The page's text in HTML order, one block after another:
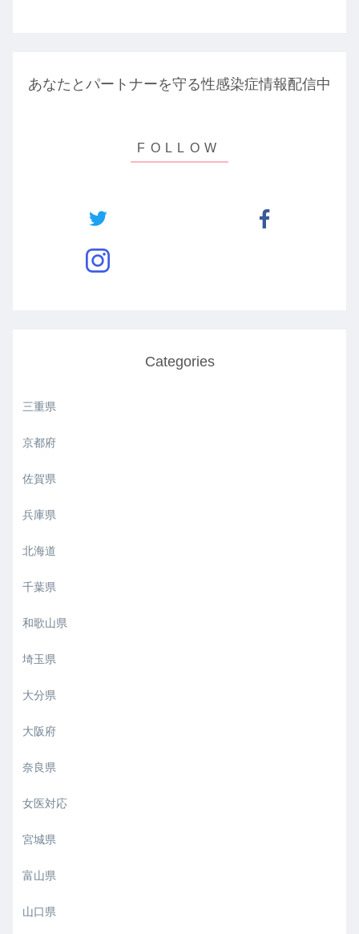
あなたとパートナーを守る性感染症情報配信中
Categories
三重県
京都府
佐賀県
兵庫県
北海道
千葉県
和歌山県
埼玉県
大分県
大阪府
奈良県
女医対応
宮城県
富山県
山口県